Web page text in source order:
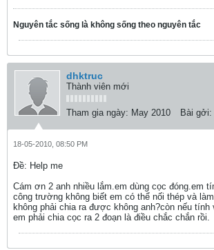
Nguyên tắc sống là không sống theo nguyên tắc
dhktruc
Thành viên mới
Tham gia ngày: May 2010 Bài gởi:
18-05-2010, 08:50 PM
Ðề: Help me
Cám ơn 2 anh nhiều lắm.em dùng cọc đóng.em
công trường không biết em có thể nối thép và
không phải chia ra được không anh?còn nếu tính
em phải chia cọc ra 2 đoạn là điều chắc chắn rồi.